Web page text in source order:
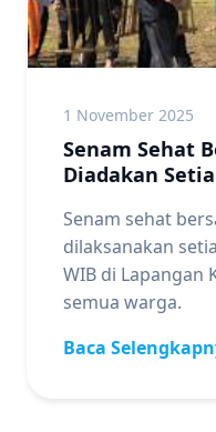
1 November 2025
Senam Sehat
Diadakan
Senam sehat
dilaksanakan
WIB di Lapangan
semua warga.
Baca